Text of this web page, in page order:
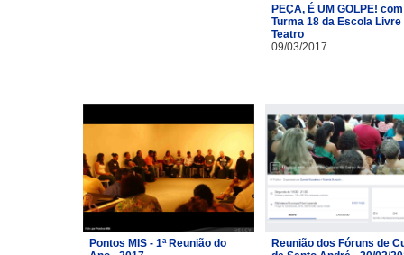
PEÇA, É UM GOLPE!
Turma 18 da Escola Livre
Teatro​
09/03/2017
Pontos MIS - 1ª Reunião do
Reunião dos Fóruns de